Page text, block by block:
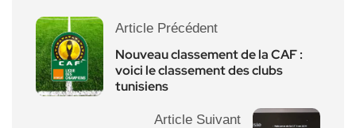
Article Précédent
Nouveau classement de la CAF :
voici le classement des clubs
tunisiens
Article Suivant